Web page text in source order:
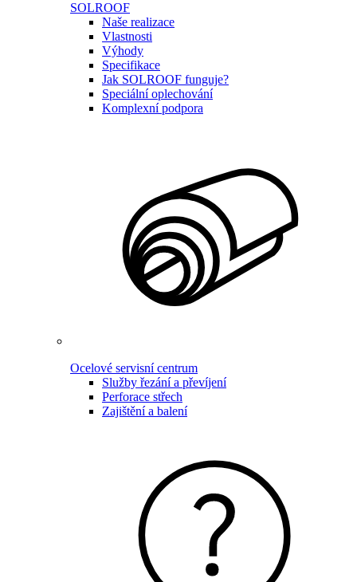
SOLROOF
Naše realizace
Vlastnosti
Výhody
Specifikace
Jak SOLROOF funguje?
Speciální oplechování
Komplexní podpora
Ocelové servisní centrum
Služby řezání a převíjení
Perforace střech
Zajištění a balení